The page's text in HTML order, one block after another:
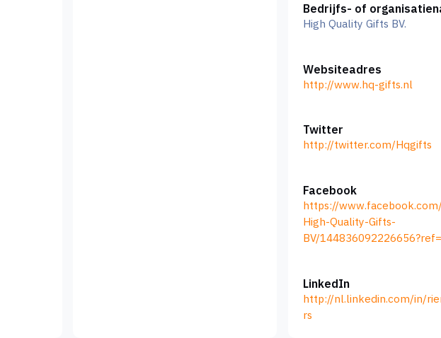
Bedrijfs- of
High Quality Gifts BV.
Websiteadres
http://www.hq-gifts.nl
Twitter
http://twitter.com/Hqgifts
Facebook
https://
High-Quality-Gifts-
BV/
LinkedIn
http://nl.linkedin.com/in/
rs